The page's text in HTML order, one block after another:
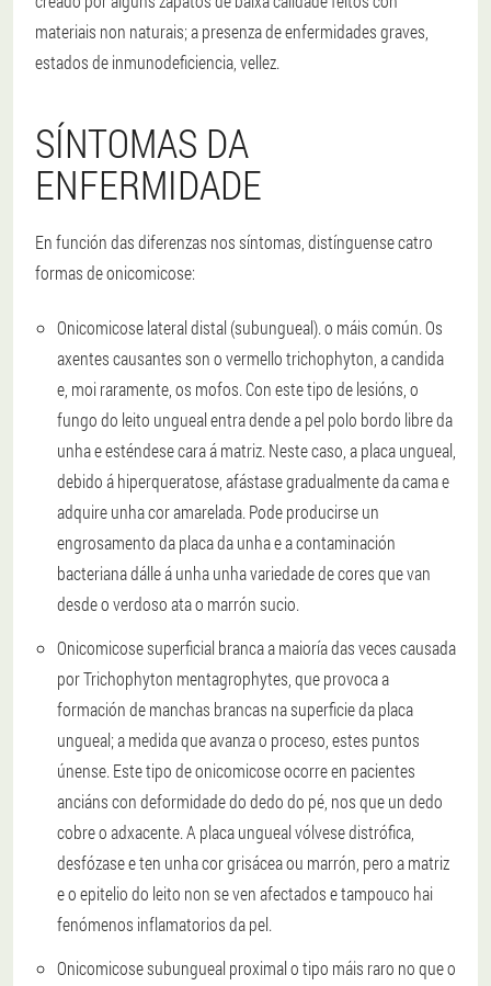
materiais non naturais; a presenza de enfermidades graves,
estados de inmunodeficiencia, vellez.
SÍNTOMAS DA
ENFERMIDADE
En función das diferenzas nos síntomas, distínguense catro
formas de onicomicose:
Onicomicose lateral distal (subungueal).o máis común. Os
axentes causantes son o vermello trichophyton, a candida
e, moi raramente, os mofos. Con este tipo de lesións, o
fungo do leito ungueal entra dende a pel polo bordo libre da
unha e esténdese cara á matriz. Neste caso, a placa ungueal,
debido á hiperqueratose, afástase gradualmente da cama e
adquire unha cor amarelada. Pode producirse un
engrosamento da placa da unha e a contaminación
bacteriana dálle á unha unha variedade de cores que van
desde o verdoso ata o marrón sucio.
Onicomicose superficial brancaa maioría das veces causada
por Trichophyton mentagrophytes, que provoca a
formación de manchas brancas na superficie da placa
ungueal; a medida que avanza o proceso, estes puntos
únense. Este tipo de onicomicose ocorre en pacientes
anciáns con deformidade do dedo do pé, nos que un dedo
cobre o adxacente. A placa ungueal vólvese distrófica,
desfózase e ten unha cor grisácea ou marrón, pero a matriz
e o epitelio do leito non se ven afectados e tampouco hai
fenómenos inflamatorios da pel.
Onicomicose subungueal proximalo tipo máis raro no que o